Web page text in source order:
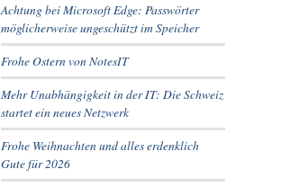
Achtung bei Microsoft Edge: Passwörter
möglicherweise ungeschützt im Speicher
Frohe Ostern von NotesIT
Mehr Unabhängigkeit in der IT: Die Schweiz
startet ein neues Netzwerk
Frohe Weihnachten und alles erdenklich
Gute für 2026